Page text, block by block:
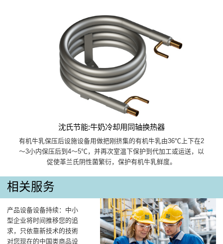
沈氏节能:牛奶冷却用同轴换热器
有机牛乳保压后设施设备用做把刚挤集的有机牛乳由36℃上下在2
～3小内保压后到4～5℃，并再次室温下保护到代加工或运送，以
促使革兰氏阴性菌繁衍，保护有机牛乳鲜度。
相关服务
产品设备设备持续：中小
型企业将时间推移您的追
求，只依靠新技术的技術
对您现在的中国类商品设